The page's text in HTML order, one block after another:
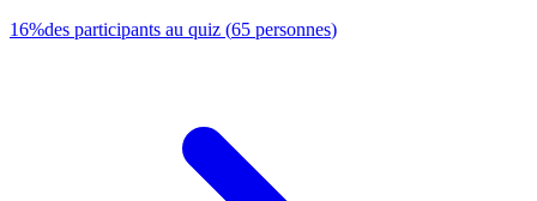
16%des participants au quiz (65 personnes)